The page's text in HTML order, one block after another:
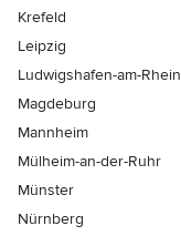
Krefeld
Leipzig
Ludwigshafen-am-Rhein
Magdeburg
Mannheim
Mülheim-an-der-Ruhr
Münster
Nürnberg